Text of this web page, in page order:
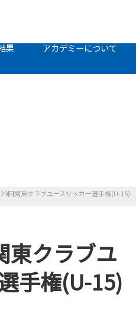
果 アカデミーについて
回関東クラブユースサッカー選手権(U-15)
東クラブユ
手権(U-15)